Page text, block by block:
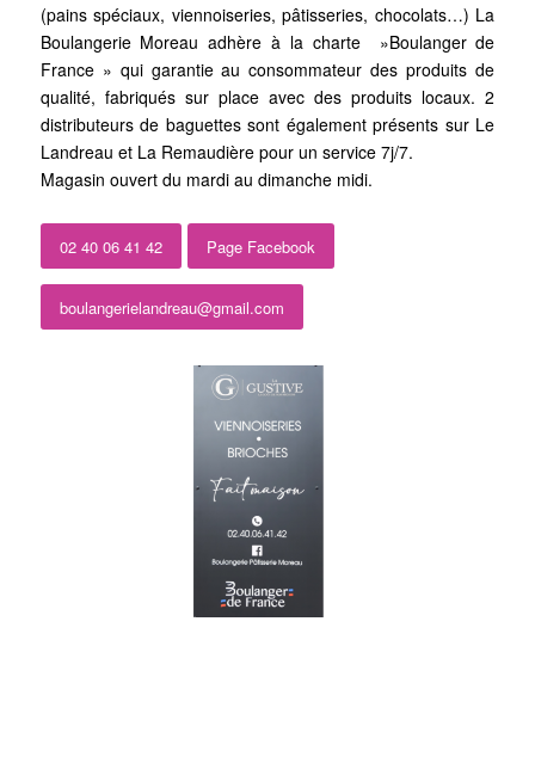
(pains spéciaux, viennoiseries, pâtisseries, chocolats…) La
Boulangerie Moreau adhère à la charte »Boulanger de
France » qui garantie au consommateur des produits de
qualité, fabriqués sur place avec des produits locaux. 2
distributeurs de baguettes sont également présents sur Le
Landreau et La Remaudière pour un service 7j/7.
Magasin ouvert du mardi au dimanche midi.
02 40 06 41 42 Page Facebook
boulangerielandreau@gmail.com